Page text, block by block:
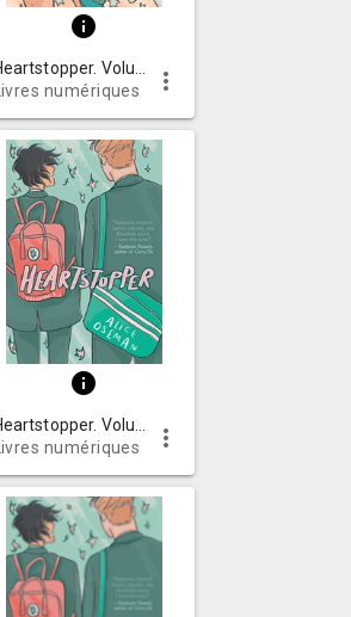
info
Livres numériques
more_vert
info
Livres numériques
more_vert